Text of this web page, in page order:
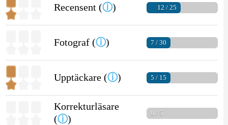
Recensent (ⓘ) 12 / 25
Fotograf (ⓘ) 7 / 30
Upptäckare (ⓘ) 5 / 15
Korrekturläsare
(ⓘ)
0 / 5